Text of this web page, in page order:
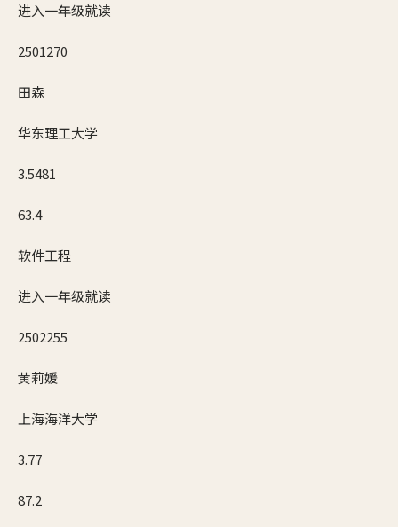
进入一年级就读
2501270
田森
华东理工大学
3.5481
63.4
软件工程
进入一年级就读
2502255
黄莉媛
上海海洋大学
3.77
87.2